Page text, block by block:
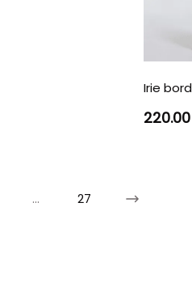
Irie
220.00
... 27